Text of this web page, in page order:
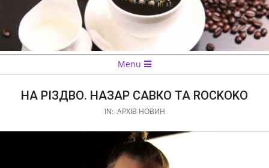
Menu
Menu
НА РІЗДВО. НАЗАР САВКО ТА ROCKOKO
IN: АРХІВ НОВИН